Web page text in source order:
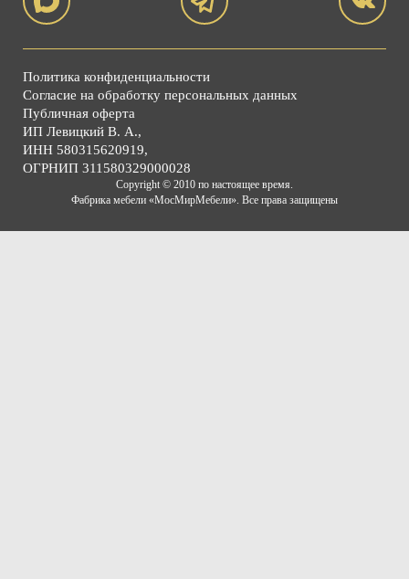
Политика конфиденциальности
Согласие на обработку персональных данных
Публичная оферта
ИП Левицкий В. А.,
ИНН 580315620919,
ОГРНИП 311580329000028
Copyright © 2010 по настоящее время.
Фабрика мебели «МосМирМебели». Все права защищены